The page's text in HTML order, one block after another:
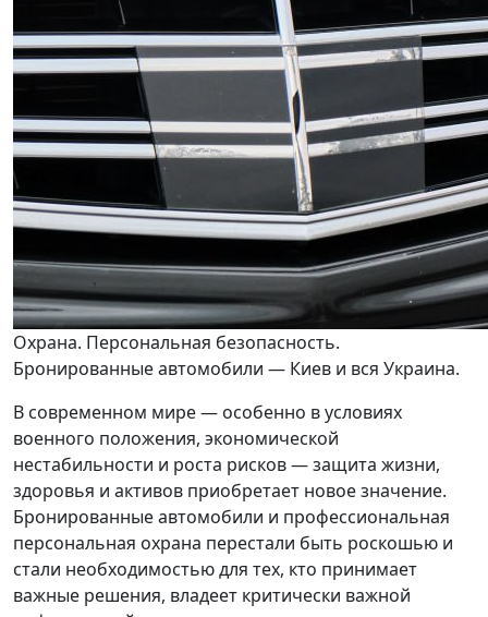
Охрана. Персональная безопасность.
Бронированные автомобили — Киев и вся Украина.
В современном мире — особенно в условиях
военного положения, экономической
нестабильности и роста рисков — защита жизни,
здоровья и активов приобретает новое значение.
Бронированные автомобили и профессиональная
персональная охрана перестали быть роскошью и
стали необходимостью для тех, кто принимает
важные решения, владеет критически важной